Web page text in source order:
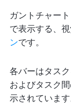
ガントチャー
で表示する、
ンです。
各バーはタス
およびタスク
示されていま